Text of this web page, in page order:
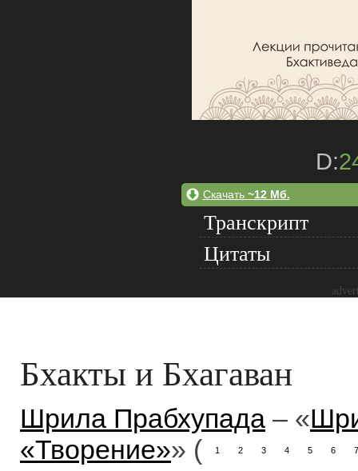
D:
Скачать ~12 Мб.
Транскрипт
Цитаты
Бхакты и Бхагаван
Шрила Прабхупада – «
«Творение»» ( 1 2 3 4 5 6 7